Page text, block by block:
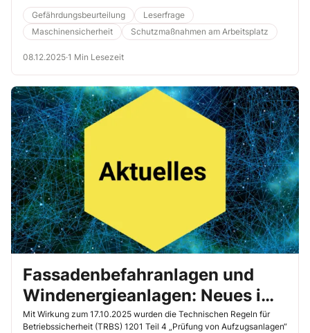
Gefährdungsbeurteilung
Leserfrage
Maschinensicherheit
Schutzmaßnahmen am Arbeitsplatz
08.12.2025·1 Min Lesezeit
Fassadenbefahranlagen und
Windenergie­anlagen: Neues im
technischen Regelwerk
Mit Wirkung zum 17.10.2025 wurden die Technischen Regeln für
Betriebssicherheit (TRBS) 1201 Teil 4 „Prüfung von Aufzugsanlagen“